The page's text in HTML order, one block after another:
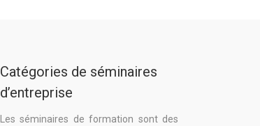
Catégories de séminaires
d’entreprise
Les séminaires de formation sont des